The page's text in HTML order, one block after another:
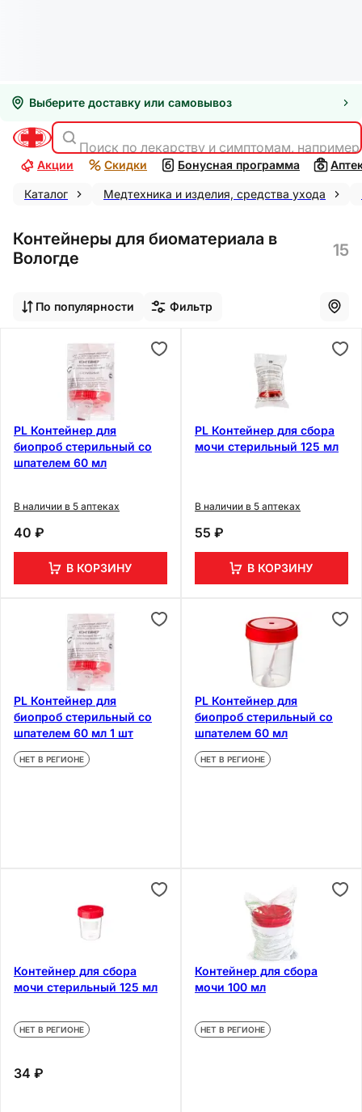
Выберите доставку или самовывоз
Поиск по лекарству и симптомам,
Акции Скидки Бонусная программа
Каталог Медтехника и изделия, средства ухода
Контейнеры для биоматериала в
Вологде
15
По популярности Фильтр
PL Контейнер для
биопроб стерильный со
шпателем 60 мл
В наличии в 5 аптеках
40 ₽
В КОРЗИНУ
PL Контейнер для сбора
мочи стерильный 125 мл
В наличии в 5 аптеках
55 ₽
В КОРЗИНУ
PL Контейнер для
биопроб стерильный со
шпателем 60 мл 1 шт
НЕТ В РЕГИОНЕ
PL Контейнер для
биопроб стерильный со
шпателем 60 мл
НЕТ В РЕГИОНЕ
Контейнер для сбора
мочи стерильный 125 мл
НЕТ В РЕГИОНЕ
34 ₽
Контейнер для сбора
мочи 100 мл
НЕТ В РЕГИОНЕ